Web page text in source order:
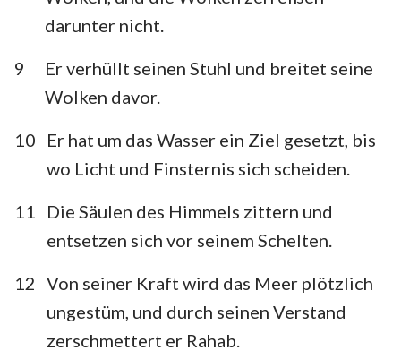
8
9 10 11 12 13
14
22
23 24 25 26 27
37 38 39 42
darunter nicht.
9
Er verhüllt seinen Stuhl und breitet seine
Wolken davor.
10
Er hat um das Wasser ein Ziel gesetzt, bis
wo Licht und Finsternis sich scheiden.
11
Die Säulen des Himmels zittern und
entsetzen sich vor seinem Schelten.
12 Von seiner Kraft wird das Meer plötzlich
ungestüm, und durch seinen Verstand
zerschmettert er Rahab.